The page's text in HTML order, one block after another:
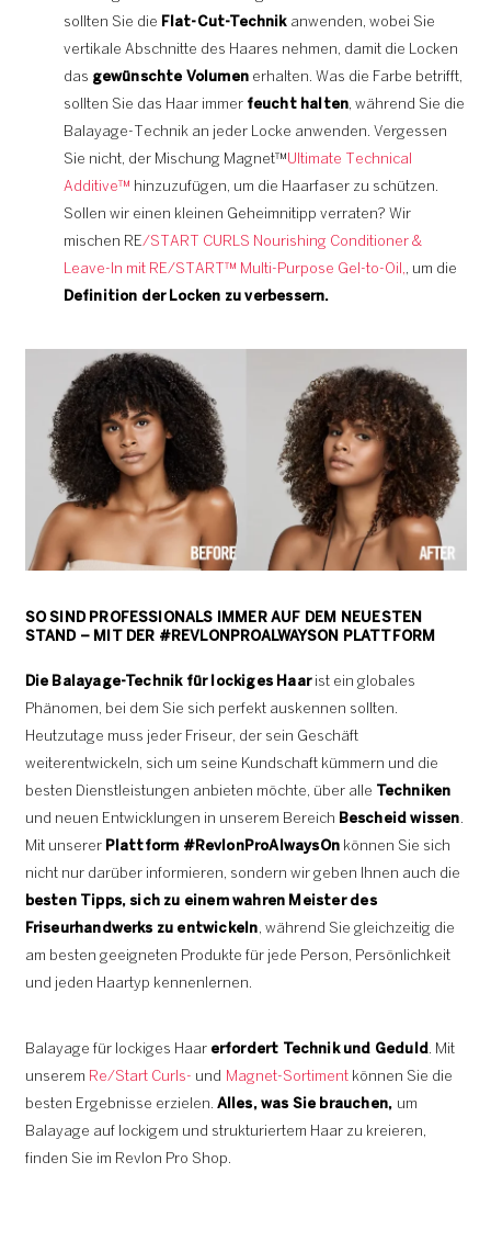
sollten Sie die Flat-Cut-Technikanwenden, wobei Sie
vertikale Abschnitte des Haares nehmen, damit die Locken
das gewünschte Volumen erhalten. Was die Farbe betrifft,
sollten Sie das Haar immer feucht halten, während Sie die
Balayage-Technik an jeder Locke anwenden. Vergessen
Sie nicht, der Mischung Magnet™Ultimate Technical
Additive™ hinzuzufügen, um die Haarfaser zu schützen.
Sollen wir einen kleinen Geheimnitipp verraten? Wir
mischen RE/START CURLS Nourishing Conditioner &
Leave-In mit RE/START™ Multi-Purpose Gel-to-Oil,, um die
Definition der Locken zu verbessern.
SO SIND PROFESSIONALS IMMER AUF DEM NEUESTEN
STAND – MIT DER #REVLONPROALWAYSON PLATTFORM
Die Balayage-Technik für lockiges Haarist ein globales
Phänomen, bei dem Sie sich perfekt auskennen sollten.
Heutzutage muss jeder Friseur, der sein Geschäft
weiterentwickeln, sich um seine Kundschaft kümmern und die
besten Dienstleistungen anbieten möchte, über alle
Techniken
und neuen Entwicklungen in unserem Bereich Bescheid wissen.
Mit unserer Plattform #RevlonProAlwaysOn können Sie sich
nicht nur darüber informieren, sondern wir geben Ihnen auch die
besten Tipps, sich zu einem wahren Meister des
Friseurhandwerks zu entwickeln, während Sie gleichzeitig die
am besten geeigneten Produkte für jede Person, Persönlichkeit
und jeden Haartyp kennenlernen.
Balayage für lockiges Haar erfordert Technik und Geduld. Mit
unserem Re/Start Curls- und Magnet-Sortimentkönnen Sie die
besten Ergebnisse erzielen. Alles, was Sie brauchen, um
Balayage auf lockigem und strukturiertem Haar zu kreieren,
finden Sie im Revlon Pro Shop.